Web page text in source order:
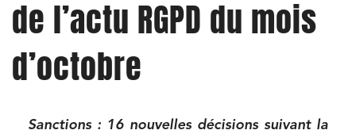
de l’actu RGPD du mois
d’octobre
Sanctions : 16 nouvelles décisions suivant la